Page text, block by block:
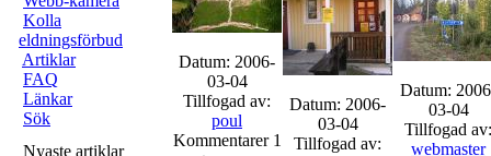
Kolla
eldningsförbud
Artiklar
FAQ
Länkar
Sök
Nyaste artiklar
Datum: 2006-
03-04
Tillfogad av:
poul
Kommentarer 1
Datum: 2006-
03-04
Tillfogad av:
Datum:
03-04
Tillfogad av:
webmaster